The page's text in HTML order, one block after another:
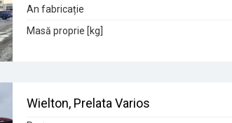
An fabricație
Masă proprie [kg]
Wielton, Prelata Varios